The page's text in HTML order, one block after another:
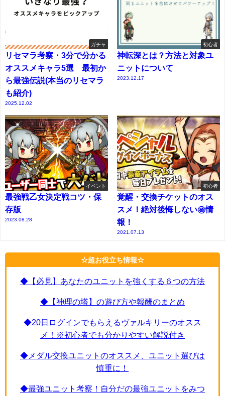
ガチャ
リセマラ考察・3分で分かる
オススメキャラ5選 最初か
ら最強伝説(本当のリセマラ
も紹介)
2025.12.02
初心者
神転深とは？方法と対象ユ
ニットについて
2023.12.17
イベント
最強戦乙女決定戦コツ・保
存版
2023.08.28
初心者
覚醒・交換チケットのオス
スメ！絶対後悔しない㊙情
報！
2021.07.13
☆超お役立ち情報☆
◆【必見】あなたのユニットを強くする６つの方法
◆【神理の塔】の遊び方や報酬のまとめ
◆20日ログインでもらえるヴァルキリーのオスス
メ！※初心者でも分かりやすい解説付き
◆メダル交換ユニットのオススメ、ユニット選びは
慎重に！
◆最強ユニット考察！自分だの最強ユニットをみつ